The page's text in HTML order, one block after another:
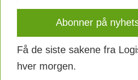
Få de siste sakene fra
hver morgen.